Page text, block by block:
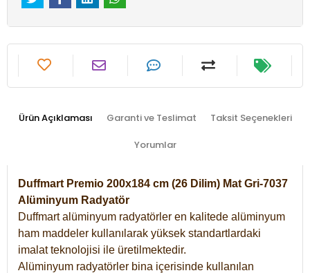
Ürün Açıklaması Garanti ve Teslimat Taksit Seçenekleri
Yorumlar
Duffmart Premio 200x184 cm (26 Dilim) Mat Gri-7037
Alüminyum Radyatör
Duffmart alüminyum radyatörler en kalitede alüminyum
ham maddeler kullanılarak yüksek standartlardaki
imalat teknolojisi ile üretilmektedir.
Alüminyum radyatörler bina içerisinde kullanılan